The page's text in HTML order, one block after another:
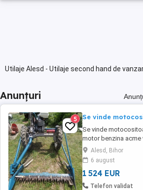
Utilaje Alesd - Utilaje second hand de
Anunțuri
5 Se vinde
Se vinde
motor benzina acme
viteze, 3 in fata 1 in
Pornire usoara,
intoarce usor din
opresti fara
schimbate bobina,
Alesd, Bihor
6 august
1 524 EUR
Telefon validat